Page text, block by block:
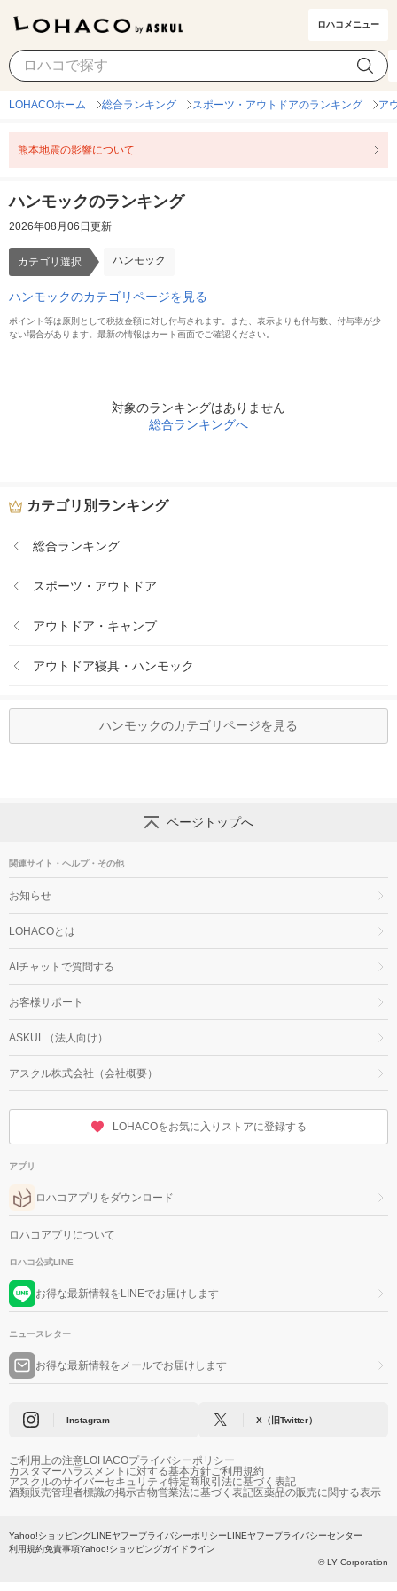
ロハコメニュー
ハンモック カテゴリ選択
LOHACOホーム 総合ランキング スポーツ・アウトドアのランキング ア
熊本地震の影響について
ハンモックのランキング
2026年08月06日更新
カテゴリ選択 ハンモック
ハンモックのカテゴリページを見る
ポイント等は原則として税抜金額に対し付与されます。また、表示よりも付与数、付与率が少
ない場合があります。最新の情報はカート画面でご確認ください。
対象のランキングはありません
総合ランキングへ
カテゴリ別ランキング
総合ランキング
スポーツ・アウトドア
アウトドア・キャンプ
アウトドア寝具・ハンモック
ハンモックのカテゴリページを見る
ページトップへ
関連サイト・ヘルプ・その他
お知らせ
LOHACOとは
AIチャットで質問する
お客様サポート
ASKUL（法人向け）
アスクル株式会社（会社概要）
LOHACOをお気に入りストアに登録する
アプリ
ロハコアプリをダウンロード
ロハコアプリについて
ロハコ公式LINE
お得な最新情報をLINEでお届けします
ニュースレター
お得な最新情報をメールでお届けします
Instagram X（旧Twitter）
ご利用上の注意LOHACOプライバシーポリシー
カスタマーハラスメントに対する基本方針ご利用規約
アスクルのサイバーセキュリティ特定商取引法に基づく表記
酒類販売管理者標識の掲示古物営業法に基づく表記医薬品の販売に関する表示
Yahoo!ショッピングLINEヤフープライバシーポリシーLINEヤフープライバシーセンター
利用規約免責事項Yahoo!ショッピングガイドライン
© LY Corporation